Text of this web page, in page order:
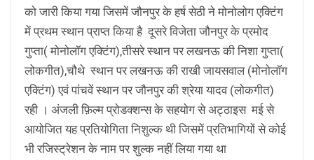
को जारी किया गया जिसमें जौनपुर के हर्ष सेठी ने मोनोलोग एक्टिंग
में प्रथम स्थान प्राप्त किया है दूसरे विजेता जौनपुर के प्रमोद
गुप्ता( मोनोलॉग एक्टिंग),तीसरे स्थान पर लखनऊ की निशा गुप्ता(
लोकगीत),चौथे स्थान पर लखनऊ की राखी जायसवाल (मोनोलॉग
एक्टिंग) एवं पांचवें स्थान पर जौनपुर की श्रेया यादव (लोकगीत)
रही । अंजली फ़िल्म प्रोडक्शन्स के सहयोग से अट्ठाइस मई से
आयोजित यह प्रतियोगिता निशुल्क थी जिसमें प्रतिभागियों से कोई
भी रजिस्ट्रेशन के नाम पर शुल्क नहीं लिया गया था